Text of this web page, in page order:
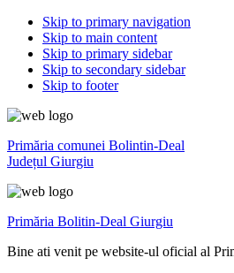
Skip to primary navigation
Skip to main content
Skip to primary sidebar
Skip to secondary sidebar
Skip to footer
Primăria comunei Bolintin-Deal
Județul Giurgiu
Primăria Bolitin-Deal Giurgiu
Bine ati venit pe website-ul oficial al